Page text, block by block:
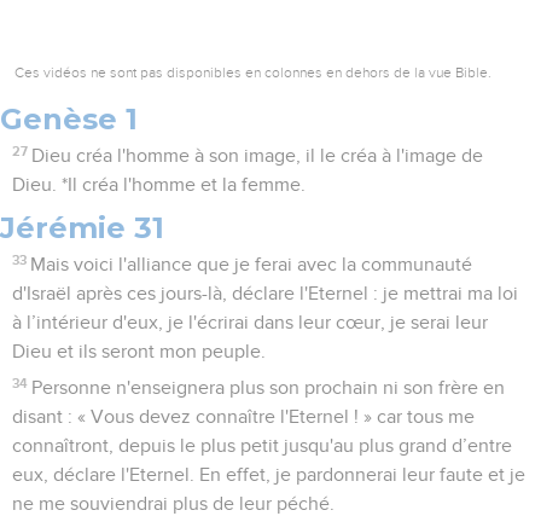
Ces vidéos ne sont pas disponibles en colonnes en dehors de la vue Bible.
Genèse 1
27 Dieu créa l'homme à son image, il le créa à l'image de
Dieu. *Il créa l'homme et la femme.
Jérémie 31
33 Mais voici l'alliance que je ferai avec la communauté
d'Israël après ces jours-là, déclare l'Eternel : je mettrai ma loi
à l’intérieur d'eux, je l'écrirai dans leur cœur, je serai leur
Dieu et ils seront mon peuple.
34 Personne n'enseignera plus son prochain ni son frère en
disant : « Vous devez connaître l'Eternel ! » car tous me
connaîtront, depuis le plus petit jusqu'au plus grand d’entre
eux, déclare l'Eternel. En effet, je pardonnerai leur faute et je
ne me souviendrai plus de leur péché.